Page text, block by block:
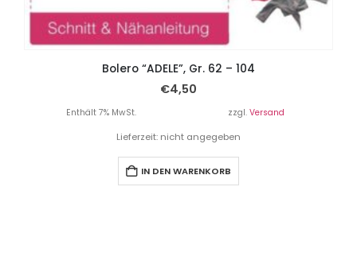
Bolero “ADELE”, Gr. 62 – 104
€4,50
Enthält 7% MwSt. zzgl. Versand
Lieferzeit: nicht angegeben
IN DEN WARENKORB